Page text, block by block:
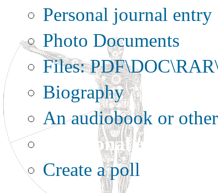
Personal journal entry
Photo Documents
Files:
Biography
An audiobook or
Additional options:
Create a poll